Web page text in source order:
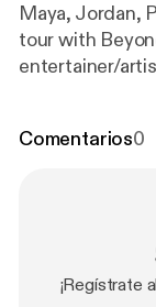
Maya, Jordan,
tour with
entertainer/
Comentarios0
¡Regístrate